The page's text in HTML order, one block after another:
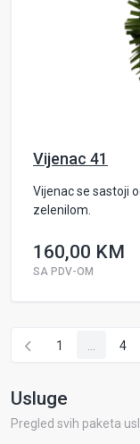
Vijenac 41
Vijenac se sastoji
zelenilom.
160,00 KM
SA PDV-OM
1 4
Usluge
Pregled svih paketa